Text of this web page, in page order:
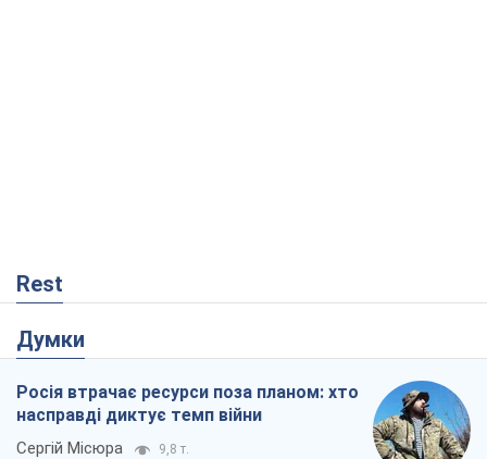
Rest
Думки
Росія втрачає ресурси поза планом: хто
насправді диктує темп війни
Сергій Місюра 9,8 т.